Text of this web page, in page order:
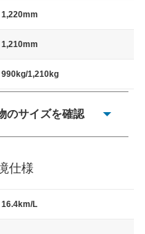
1,220mm
1,210mm
990kg/1,210kg
のサイズを確認
というサイズが標準値
仕様
16.4km/L